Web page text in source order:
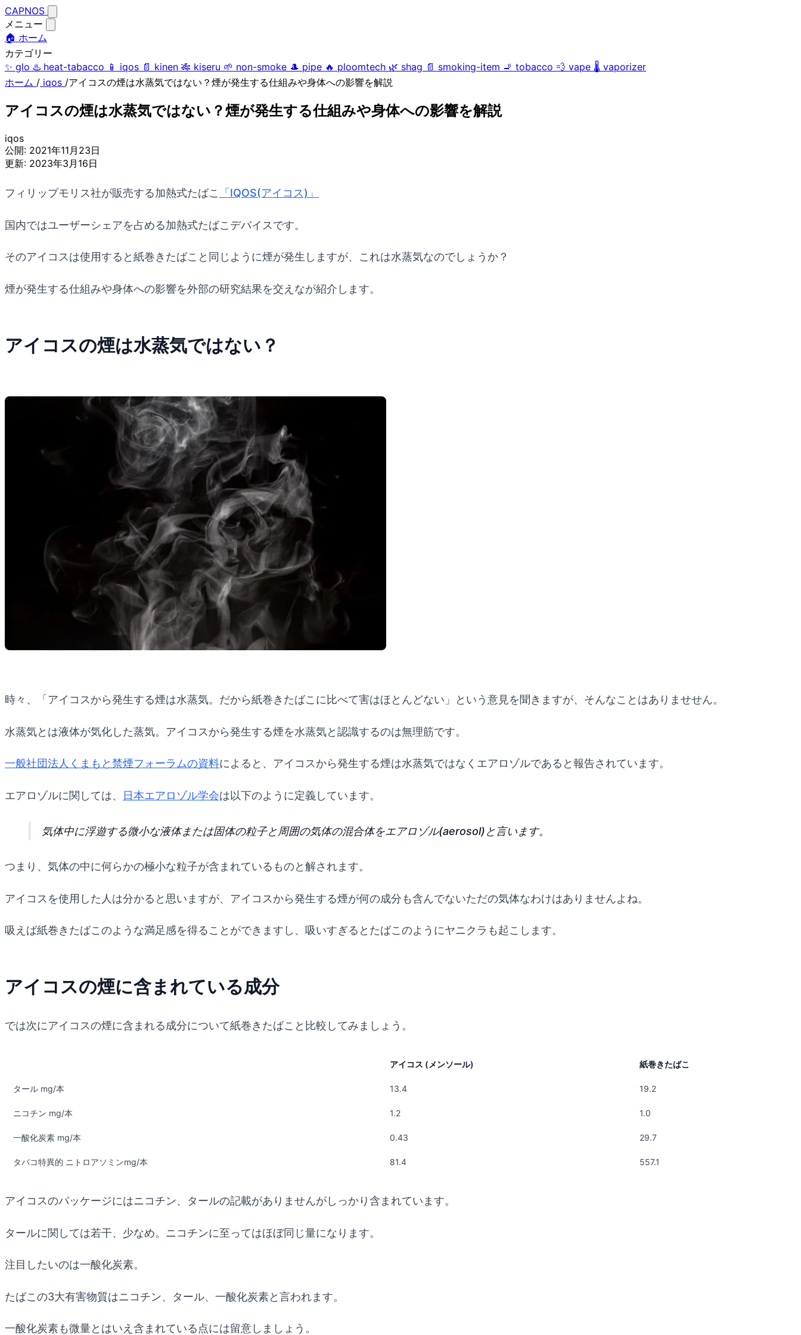
CAPNOS
メニュー
🏠 ホーム
カテゴリー
✨ glo ♨️ heat-tabacco 📱 iqos 📄 kinen 🎋 kiseru 🌱 non-smoke 🎩 pipe 🔥 ploomtech 🌿 shag 📄 smoking-item 🚬 tobacco 💨 vape 🌡️ vaporizer
ホーム / iqos /アイコスの煙は水蒸気ではない？煙が発生する仕組みや身体への影響を解説
アイコスの煙は水蒸気ではない？煙が発生する仕組みや身体への影響を解説
iqos
公開: 2021年11月23日
更新: 2023年3月16日
フィリップモリス社が販売する加熱式たばこ 「IQOS(アイコス)」
国内ではユーザーシェアを占める加熱式たばこデバイスです。
そのアイコスは使用すると紙巻きたばこと同じように煙が発生しますが、これは水蒸気なのでしょうか？
煙が発生する仕組みや身体への影響を外部の研究結果を交えなが紹介します。
アイコスの煙は水蒸気ではない？
時々、「アイコスから発生する煙は水蒸気。だから紙巻きたばこに比べて害はほとんどない」という意見を聞きますが、そんなことはありませせん。
水蒸気とは液体が気化した蒸気。アイコスから発生する煙を水蒸気と認識するのは無理筋です。
一般社団法人くまもと禁煙フォーラムの資料によると、アイコスから発生する煙は水蒸気ではなくエアロゾルであると報告されています。
エアロゾルに関しては、 日本エアロゾル学会は以下のように定義しています。
気体中に浮遊する微小な液体または固体の粒子と周囲の気体の混合体をエアロゾル(aerosol)と言います。
つまり、気体の中に何らかの極小な粒子が含まれているものと解されます。
アイコスを使用した人は分かると思いますが、アイコスから発生する煙が何の成分も含んでないただの気体なわけはありませんよね。
吸えば紙巻きたばこのような満足感を得ることができますし、吸いすぎるとたばこのようにヤニクラも起こします。
アイコスの煙に含まれている成分
では次にアイコスの煙に含まれる成分について紙巻きたばこと比較してみましょう。
アイコス (メンソール) 紙巻きたばこ
タール mg/本 13.4 19.2
ニコチン mg/本 1.2 1.0
一酸化炭素 mg/本 0.43 29.7
タバコ特異的 ニトロアソミンmg/本 81.4 557.1
アイコスのパッケージにはニコチン、タールの記載がありませんがしっかり含まれています。
タールに関しては若干、少なめ。ニコチンに至ってはほぼ同じ量になります。
注目したいのは一酸化炭素。
たばこの3大有害物質はニコチン、タール、一酸化炭素と言われます。
一酸化炭素も微量とはいえ含まれている点には留意しましょう。